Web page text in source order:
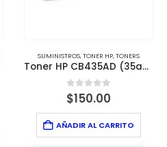
SUMINISTROS,TONER BROTHER,TONERS
Toner Brother TN315M Magenta – Rendimiento de 2,500 páginas
0out of 5
LEER MÁS
Compra al WhatsApp